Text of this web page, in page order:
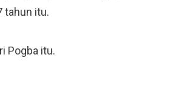
tahun itu.
Pogba itu.